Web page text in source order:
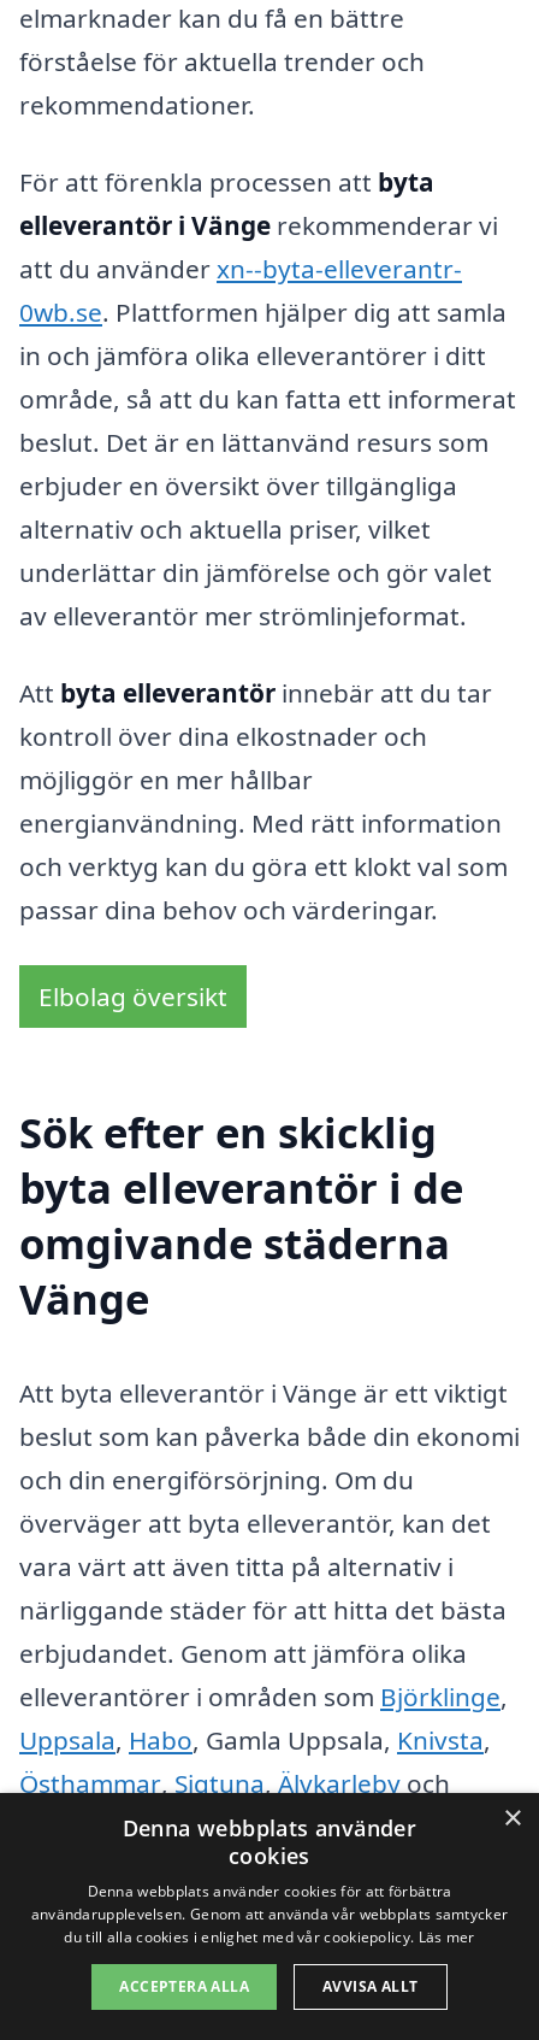
elmarknader kan du få en bättre
förståelse för aktuella trender och
rekommendationer.
För att förenkla processen att byta
elleverantör i Vänge rekommenderar vi
att du använderxn--byta-elleverantr-
0wb.se. Plattformen hjälper dig att samla
in och jämföra olika elleverantörer i ditt
område, så att du kan fatta ett informerat
beslut. Det är en lättanvänd resurs som
erbjuder en översikt över tillgängliga
alternativ och aktuella priser, vilket
underlättar din jämförelse och gör valet
av elleverantör mer strömlinjeformat.
Att byta elleverantör innebär att du tar
kontroll över dina elkostnader och
möjliggör en mer hållbar
energianvändning. Med rätt information
och verktyg kan du göra ett klokt val som
passar dina behov och värderingar.
Elbolag översikt
Sök efter en skicklig
byta elleverantör i de
omgivande städerna
Vänge
Att byta elleverantör i Vänge är ett viktigt
beslut som kan påverka både din ekonomi
och din energiförsörjning. Om du
överväger att byta elleverantör, kan det
vara värt att även titta på alternativ i
närliggande städer för att hitta det bästa
erbjudandet. Genom att jämföra olika
elleverantörer i områden som Björklinge,
Uppsala, Habo, Gamla Uppsala, Knivsta,
Östhammar,Sigtuna,Älvkarlebyoch
Fjärdhundra, kan du öka dina chanser att
hitta en avtalslösning som passar just
dina behov.
Att använda plattformar som xn--byta-
×
Denna webbplats använder
cookies
Denna webbplats använder cookies för att förbättra
användarupplevelsen. Genom att använda vår webbplats samtycker
du till alla cookies i enlighet med vår cookiepolicy. Läs mer
ACCEPTERA ALLA AVVISA ALLT